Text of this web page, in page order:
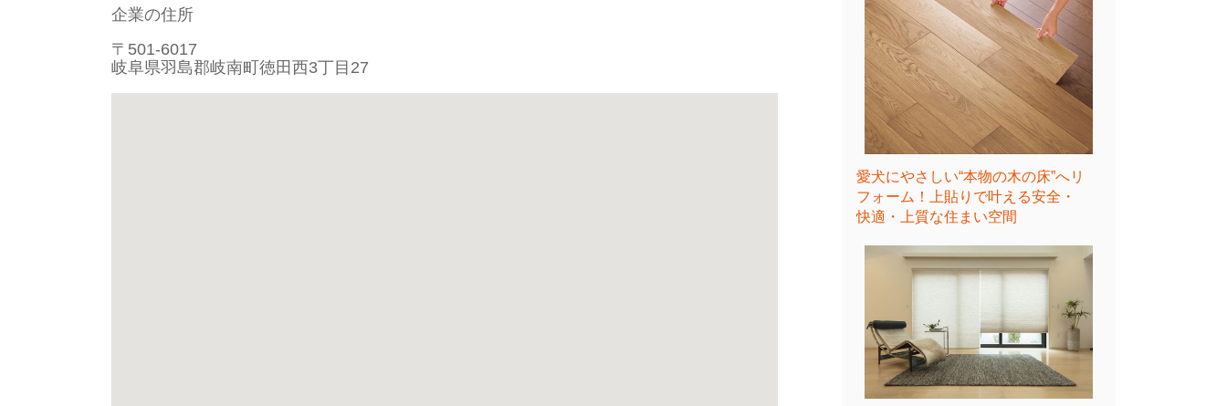
企業の住所
〒501-6017
岐阜県羽島郡岐南町徳田西3丁目27
愛犬にやさしい“本物の木の床”へリ
フォーム！上貼りで叶える安全・
快適・上質な住まい空間